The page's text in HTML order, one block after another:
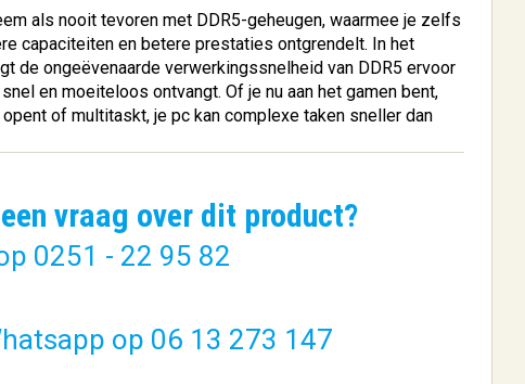
als nooit tevoren met DDR5-geheugen, waarmee je zelfs
capaciteiten en betere prestaties ontgrendelt. In het
de ongeëvenaarde verwerkingssnelheid van DDR5 ervoor
en moeiteloos ontvangt. Of je nu aan het gamen bent,
of multitaskt, je pc kan complexe taken sneller dan
vraag over dit product?
0251 - 22 95 82
op 06 13 273 147